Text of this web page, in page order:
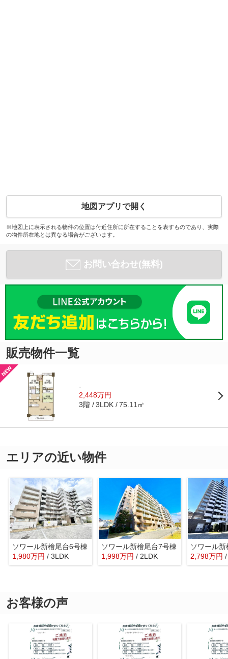
地図アプリで開く
※地図上に表示される物件の位置は付近住所に所在することを表すものであり、実際
の物件所在地とは異なる場合がございます。
お問い合わせ(無料)
販売物件一覧
-
2,448万円
3階 3LDK 75.11㎡
エリアの近い物件
ソワール新檜尾台6号棟
1,980万円 / 3LDK
ソワール新檜尾台7号棟
1,998万円 / 2LDK 2,798万円
お客様の声